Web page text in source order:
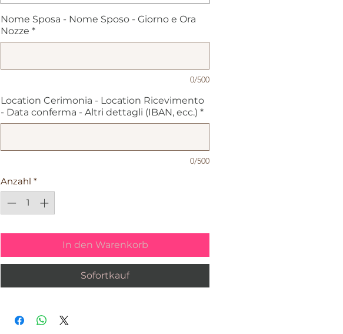
Nome Sposa - Nome Sposo - Giorno e Ora
Nozze *
0/500
Location Cerimonia - Location Ricevimento
- Data conferma - Altri dettagli (IBAN, ecc.) *
0/500
Anzahl *
In den Warenkorb
Sofortkauf